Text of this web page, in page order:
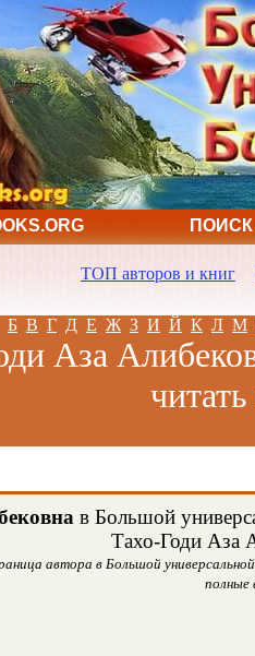
ТОП авторов и книг
Б В Г Д Е Ж З И Й К Л М
Аза
в Большой
Тахо-Годи Аза
автора в Большой
полные